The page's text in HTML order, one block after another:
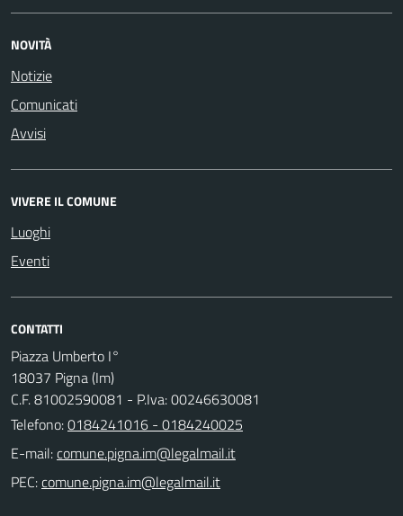
NOVITÀ
Notizie
Comunicati
Avvisi
VIVERE IL COMUNE
Luoghi
Eventi
CONTATTI
Piazza Umberto I°
18037 Pigna (Im)
C.F. 81002590081 - P.Iva: 00246630081
Telefono:0184241016 - 0184240025
E-mail:
PEC: